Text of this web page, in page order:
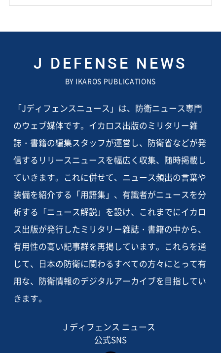
J DEFENSE NEWS
BY IKAROS PUBLICATIONS
「Jディフェンスニュース」は、防衛ニュース専門
のウェブ媒体です。イカロス出版のミリタリー雑
誌・書籍の編集スタッフが運営し、防衛省などが発
信するリリースニュースを幅広く収集、随時掲載し
ていきます。これに併せて、ニュース頻出の言葉や
装備を紹介する「用語集」、有識者がニュースを分
析する「ニュース解説」を設け、これまでにイカロ
ス出版が発行したミリタリー雑誌・書籍の中から、
有用性の高い記事群を再掲しています。これらを通
じて、日本の防衛に関わるすべての方々にとって有
用な、防衛情報のデジタルアーカイブを目指してい
きます。
J ディフェンス ニュース
公式SNS